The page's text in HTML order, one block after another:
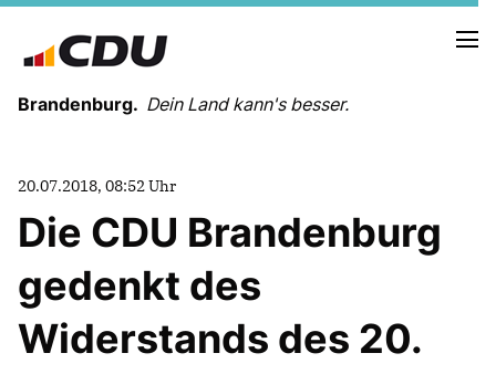
Brandenburg. Dein Land kann's besser.
LANDESVORSTAND
LANDESGESCHÄFTSSTELLE
ORGANISATION
KREISVERBÄNDE
20.07.2018, 08:52 Uhr
Die CDU Brandenburg
gedenkt des
Widerstands des 20.